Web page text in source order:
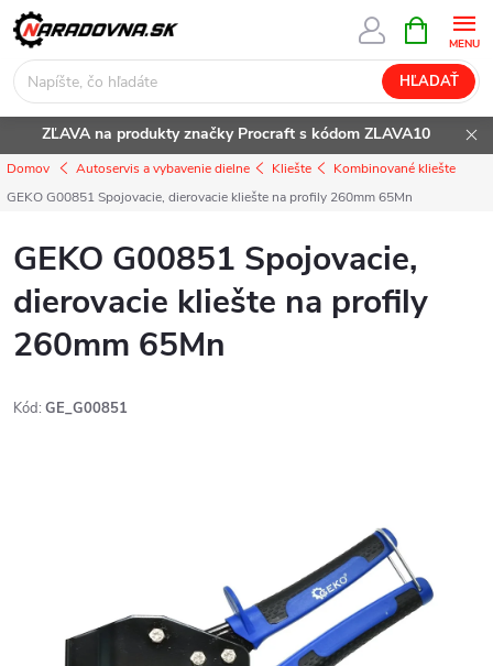
Prejsť
na
obsah
HĽADAŤ
KOŠÍK
ZĽAVA na produkty značky Procraft s kódom ZLAVA10
Domov Autoservis a vybavenie dielne Kliešte
Kombinované kliešte
GEKO G00851 Spojovacie, dierovacie kliešte na profily 260mm 65Mn
GEKO G00851 Spojovacie,
dierovacie kliešte na profily
260mm 65Mn
Kód: GE_G00851